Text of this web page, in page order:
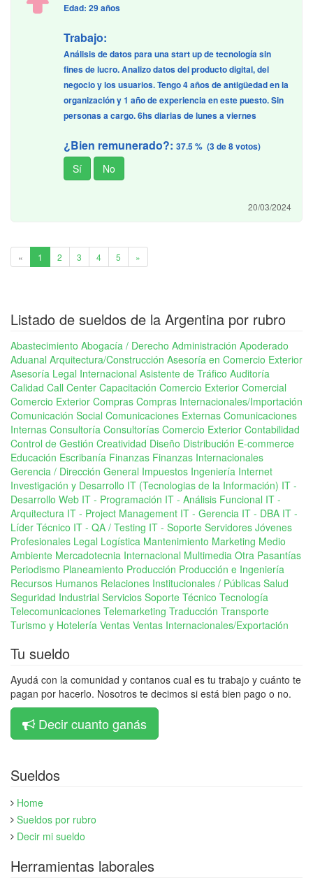
Edad: 29 años
Trabajo:
Análisis de datos para una start up de tecnología sin
fines de lucro. Analizo datos del producto digital, del
negocio y los usuarios. Tengo 4 años de antigüedad en la
organización y 1 año de experiencia en este puesto. Sin
personas a cargo. 6hs diarias de lunes a viernes
¿Bien remunerado?: 37.5 % (3 de 8 votos)
20/03/2024
« 1 2 3 4 5 »
Listado de sueldos de la Argentina por rubro
Abastecimiento Abogacía / Derecho Administración Apoderado
Aduanal Arquitectura/Construcción Asesoría en Comercio Exterior
Asesoría Legal Internacional Asistente de Tráfico Auditoría
Calidad Call Center Capacitación Comercio Exterior Comercial
Comercio Exterior Compras Compras Internacionales/Importación
Comunicación Social Comunicaciones Externas Comunicaciones
Internas Consultoría Consultorías Comercio Exterior Contabilidad
Control de Gestión Creatividad Diseño Distribución E-commerce
Educación Escribanía Finanzas Finanzas Internacionales
Gerencia / Dirección General Impuestos Ingeniería Internet
Investigación y Desarrollo IT (Tecnologias de la Información) IT -
Desarrollo Web IT - Programación IT - Análisis Funcional IT -
Arquitectura IT - Project Management IT - Gerencia IT - DBA IT -
Líder Técnico IT - QA / Testing IT - Soporte Servidores Jóvenes
Profesionales Legal Logística Mantenimiento Marketing Medio
Ambiente Mercadotecnia Internacional Multimedia Otra Pasantías
Periodismo Planeamiento Producción Producción e Ingeniería
Recursos Humanos Relaciones Institucionales / Públicas Salud
Seguridad Industrial Servicios Soporte Técnico Tecnología
Telecomunicaciones Telemarketing Traducción Transporte
Turismo y Hotelería Ventas Ventas Internacionales/Exportación
Tu sueldo
Ayudá con la comunidad y contanos cual es tu trabajo y cuánto te
pagan por hacerlo. Nosotros te decimos si está bien pago o no.
Decir cuanto ganás
Sueldos
Home
Sueldos por rubro
Decir mi sueldo
Herramientas laborales